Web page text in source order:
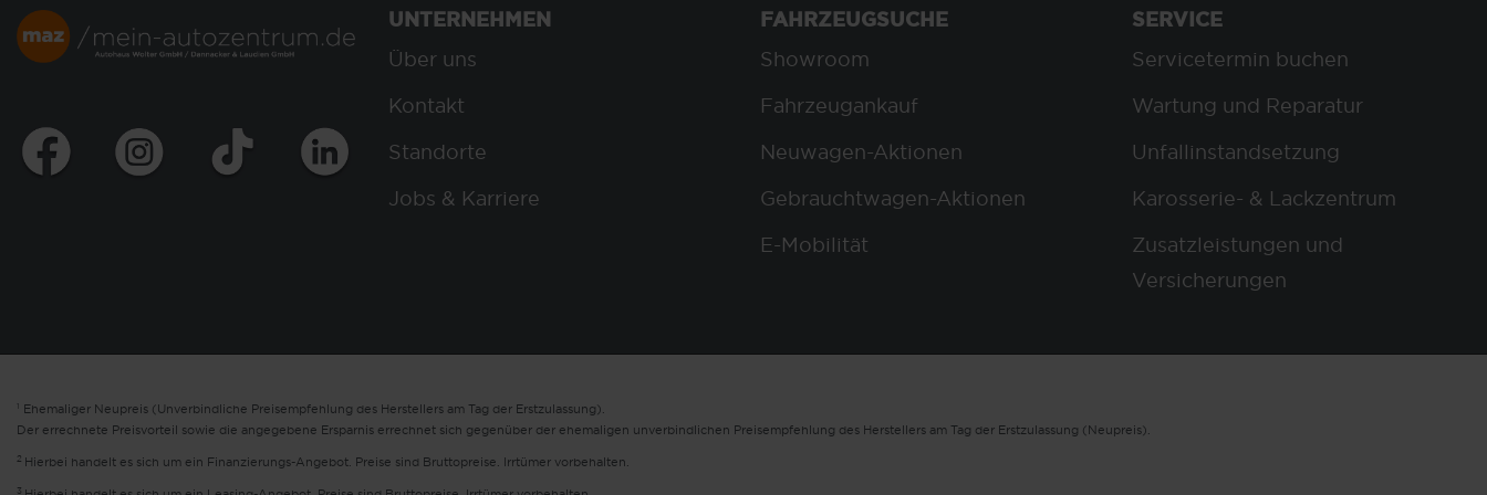
UNTERNEHMEN
Über uns
Kontakt
Standorte
Jobs & Karriere
FAHRZEUGSUCHE
Showroom
Fahrzeugankauf
Neuwagen-Aktionen
Gebrauchtwagen-Aktionen
E-Mobilität
SERVICE
Servicetermin buchen
Wartung und Reparatur
Unfallinstandsetzung
Karosserie- & Lackzentrum
Zusatzleistungen und
Versicherungen
1 Ehemaliger Neupreis (Unverbindliche Preisempfehlung des Herstellers am Tag der Erstzulassung).
Der errechnete Preisvorteil sowie die angegebene Ersparnis errechnet sich gegenüber der ehemaligen unverbindlichen Preisempfehlung des Herstellers am Tag der Erstzulassung (Neupreis).
2 Hierbei handelt es sich um ein Finanzierungs-Angebot. Preise sind Bruttopreise. Irrtümer vorbehalten.
3